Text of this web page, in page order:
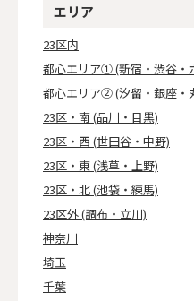
エリア
23区内
都心エリア① (新宿・渋谷・
都心エリア② (汐留・銀座・
23区・南 (品川・目黒)
23区・西 (世田谷・中野)
23区・東 (浅草・上野)
23区・北 (池袋・練馬)
23区外 (調布・立川)
神奈川
埼玉
千葉